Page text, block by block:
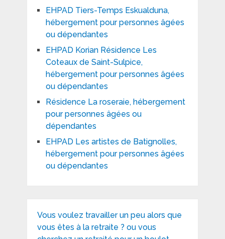
EHPAD Tiers-Temps Eskualduna,
hébergement pour personnes âgées
ou dépendantes
EHPAD Korian Résidence Les
Coteaux de Saint-Sulpice,
hébergement pour personnes âgées
ou dépendantes
Résidence La roseraie, hébergement
pour personnes âgées ou
dépendantes
EHPAD Les artistes de Batignolles,
hébergement pour personnes âgées
ou dépendantes
Vous voulez travailler un peu alors que
vous êtes à la retraite ? ou vous